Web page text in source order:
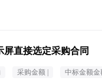
直接选定采购合同
采购金额 | 中标金额